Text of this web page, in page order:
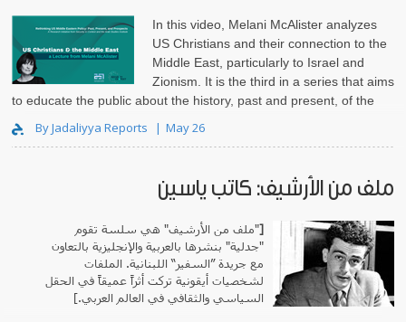
In this video, Melani McAlister analyzes
US Christians and their connection to the
Middle East, particularly to Israel and
Zionism. It is the third in a series that aims
to educate the public about the history, past and present, of the
By Jadaliyya Reports May 26
ملف من الأرشيف: كاتب ياسين
[
"ملف من الأرشيف" هي سلسة تقوم
"جدلية" بنشرها بالعربية والإنجليزية بالتعاون
مع جريدة ”السفير“ اللبنانية. الملفات
لشخصيات أيقونية تركت أثراً عميقاً في الحقل
السياسي والثقافي في العالم العربي.]